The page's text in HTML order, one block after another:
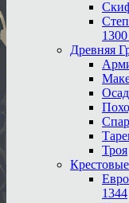
Древняя
Троя
1344